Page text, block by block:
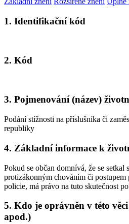
1. Identifikační kód
2. Kód
3. Pojmenování (název)
Podání stížnosti na příslušníka či
republiky
4. Základní informace k
Pokud se občan domnívá, že se setkal
protizákonným chováním či postupem
policie, má právo na tuto skutečnost
5. Kdo je oprávněn v této
apod.)